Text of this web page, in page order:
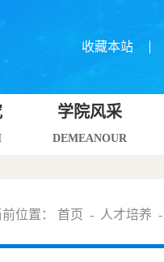
收藏本站
学院风采
DEMEANOUR
前位置： 首页 - 人才培养